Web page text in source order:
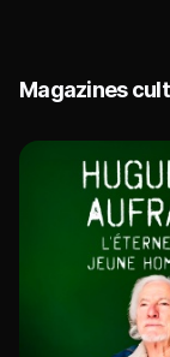
Magazines